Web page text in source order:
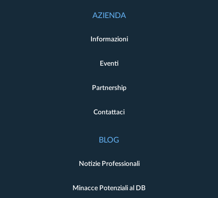
AZIENDA
Informazioni
Eventi
Partnership
Contattaci
BLOG
Notizie Professionali
Minacce Potenziali al DB